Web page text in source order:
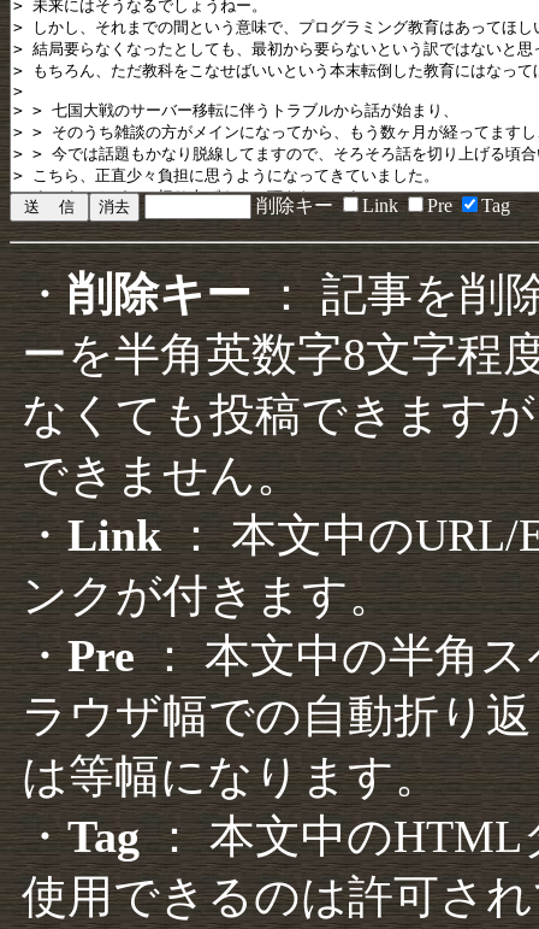
削除キー Link Pre Tag
・削除キー： 記事を削
ーを半角英数字8文字程
なくても投稿できます
できません。
・Link： 本文中のURL/
ンクが付きます。
・Pre： 本文中の半角
ラウザ幅での自動折り
は等幅になります。
・Tag： 本文中のHTML
使用できるのは許可さ